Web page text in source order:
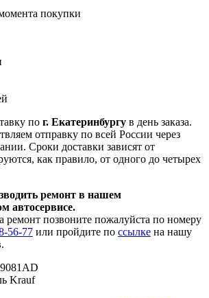
покупки
по г. Екатеринбургу в день заказа.
отправку по всей России через
Сроки доставки зависят от
как правило, от одного до четырех
ремонт в нашем
автосервисе.
ремонт позвоните пожалуйста по номеру
56-77 или пройдите по ссылке на нашу
Krauf